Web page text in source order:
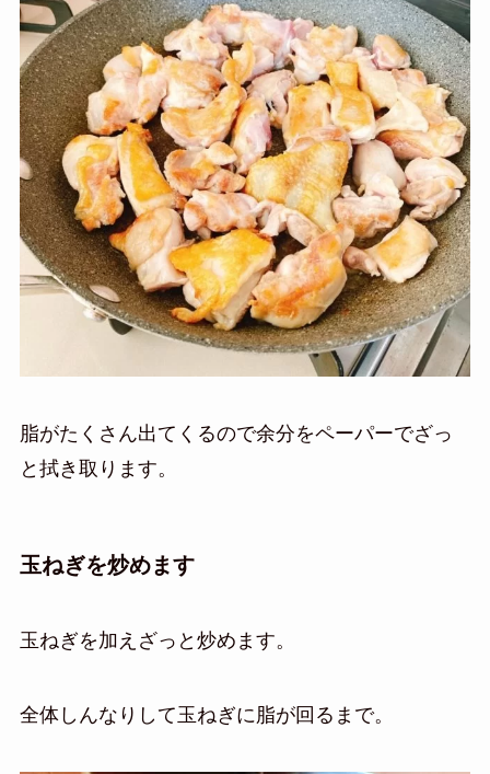
脂がたくさん出てくるので余分をペーパーでざっ
と拭き取ります。
玉ねぎを炒めます
玉ねぎを加えざっと炒めます。
全体しんなりして玉ねぎに脂が回るまで。